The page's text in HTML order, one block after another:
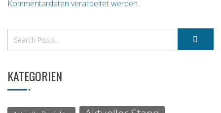
Kommentardaten verarbeitet werden.
KATEGORIEN